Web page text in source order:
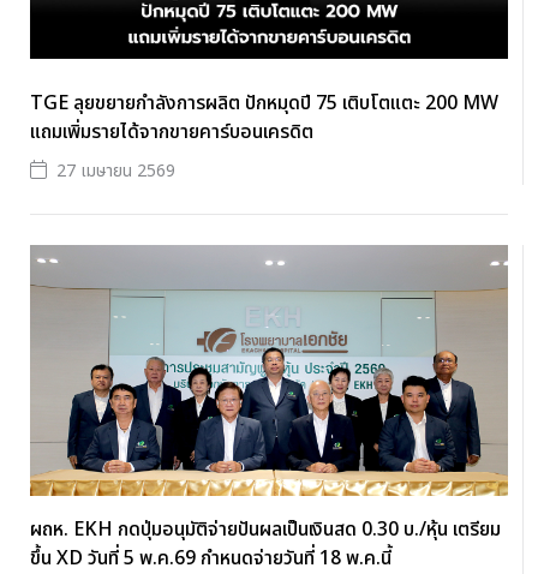
TGE ลุยขยายกำลังการผลิต ปักหมุดปี 75 เติบโตแตะ 200 MW
แถมเพิ่มรายได้จากขายคาร์บอนเครดิต
27 เมษายน 2569
ผถห. EKH กดปุ่มอนุมัติจ่ายปันผลเป็นเงินสด 0.30 บ./หุ้น เตรียม
ขึ้น XD วันที่ 5 พ.ค.69 กำหนดจ่ายวันที่ 18 พ.ค.นี้